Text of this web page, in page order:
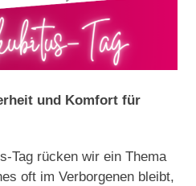
und Komfort für
Tag rücken wir ein Thema
oft im Verborgenen bleibt,